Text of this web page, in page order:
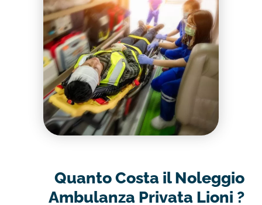
Quanto Costa il Noleggio
Ambulanza Privata Lioni ?